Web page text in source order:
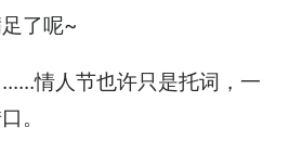
了呢~
情人节也许只是托词，一
。